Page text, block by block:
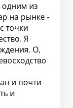
из
на рынке -
точки
Я
О,
и почти
и